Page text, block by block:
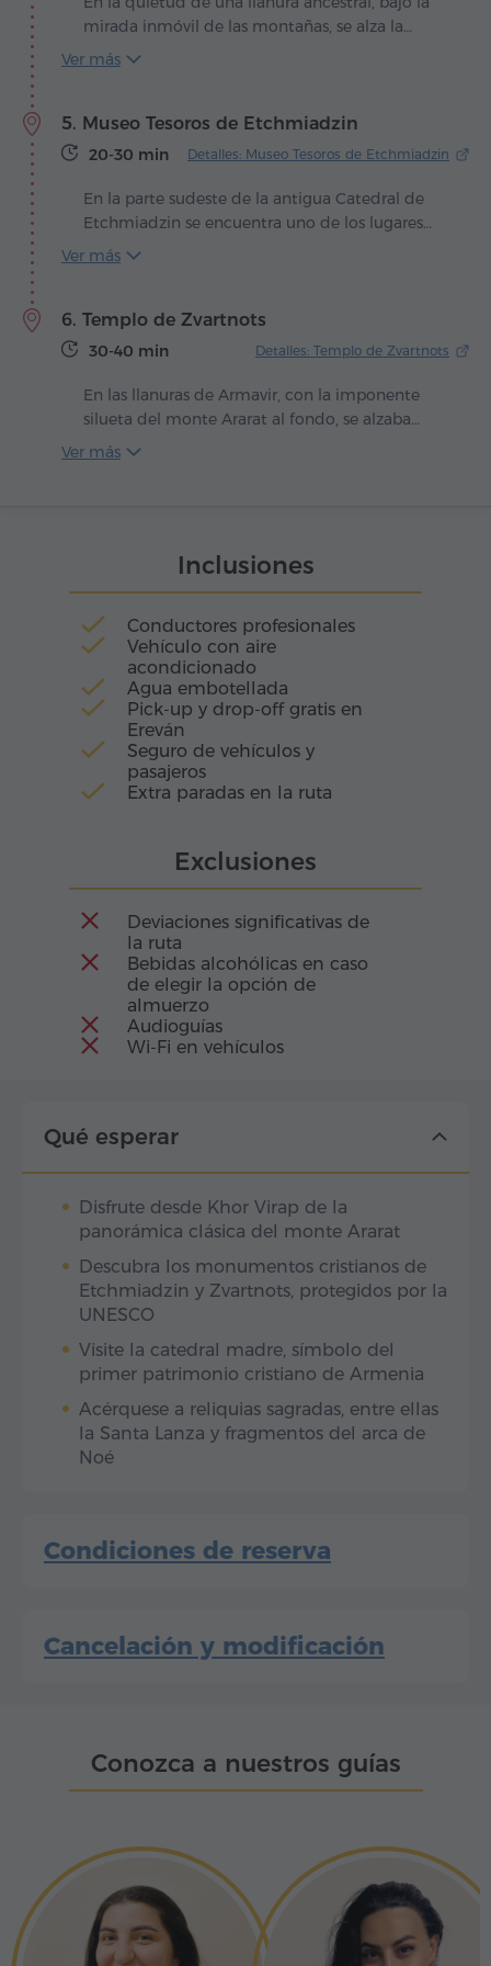
mirada inmóvil de las montañas, se alza la
catedral de Etchmiadzin – un santuario donde,
Iluminador tuvo una visión de Cristo, con un
martillo de oro en la mano, golpeando el suelo
templo. Así nació Etchmiadzin – "El Unigénito
Descendió" – destinada a convertirse en el
Ver más
5. Museo Tesoros de Etchmiadzin
20-30 min Detalles: Museo Tesoros de Etchmiadzin
En la parte sudeste de la antigua Catedral de
Etchmiadzin se encuentra uno de los lugares
más sagrados de la espiritualidad armenia – el
memoria, donde la fe milenaria y las leyendas
adquieren forma visible.
Ver más
6. Templo de Zvartnots
30-40 min Detalles: Templo de Zvartnots
En las llanuras de Armavir, con la imponente
silueta del monte Ararat al fondo, se alzaba
antiguamente Zvartnots – una obra maestra del
Permaneció en pie hasta el siglo X, cuando un
terremoto lo redujo a ruinas silenciosas que
durante siglos guardaron el misterio de un
prodigio perdido.
Ver más
Inclusiones
Conductores profesionales
Vehículo con aire
acondicionado
Agua embotellada
Pick-up y drop-off gratis en
Ereván
Seguro de vehículos y
pasajeros
Extra paradas en la ruta
Exclusiones
Deviaciones significativas de
la ruta
Bebidas alcohólicas en caso
de elegir la opción de
almuerzo
Audioguías
Wi-Fi en vehículos
Qué esperar
Disfrute desde Khor Virap de la
panorámica clásica del monte Ararat
Descubra los monumentos cristianos de
Etchmiadzin y Zvartnots, protegidos por la
UNESCO
Visite la catedral madre, símbolo del
primer patrimonio cristiano de Armenia
Acérquese a reliquias sagradas, entre ellas
la Santa Lanza y fragmentos del arca de
Noé
Condiciones de reserva
Cancelación y modificación
Conozca a nuestros guías